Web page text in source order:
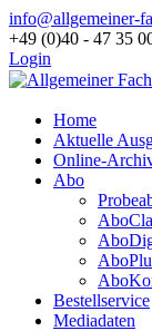
info@allgemeiner-
+49 (0)40 - 47 35
Login
Home
Aktuelle
Online-
Abo
Bestellservice
Mediadaten